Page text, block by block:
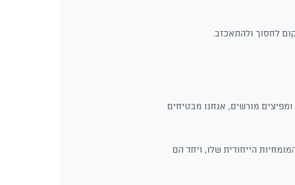
לחסוך ולהתאכזב.
מורשים, אנחנו מבטיחים
הייחודית שלו, ויחד הם